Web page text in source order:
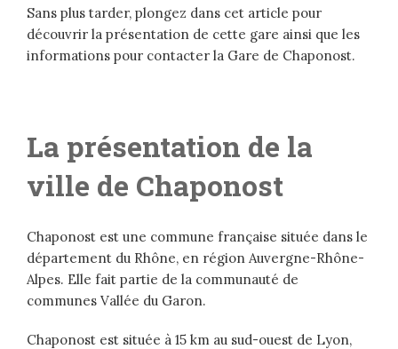
Sans plus tarder, plongez dans cet article pour
découvrir la présentation de cette gare ainsi que les
informations pour contacter la Gare de Chaponost.
La présentation de la
ville de Chaponost
Chaponost est une commune française située dans le
département du Rhône, en région Auvergne-Rhône-
Alpes. Elle fait partie de la communauté de
communes Vallée du Garon.
Chaponost est située à 15 km au sud-ouest de Lyon,